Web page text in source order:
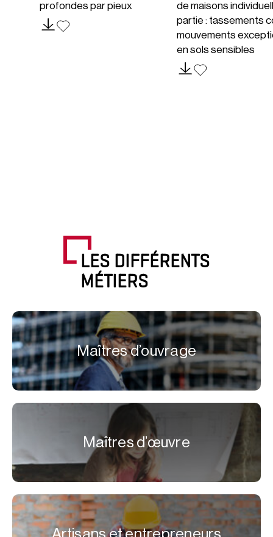
profondes par pieux
de maisons
partie : tassements
mouvements
en sols sensibles
LES DIFFÉRENTS
MÉTIERS
Maîtres d’ouvrage
Maîtres d’œuvre
Artisans et entrepreneurs